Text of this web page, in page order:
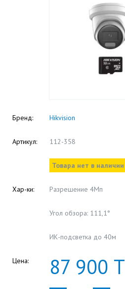
Бренд: Hikvision
Артикул: 112-358
Товара нет в наличии
Хар-ки: Разрешение 4Мп
Угол обзора: 111,1°
ИК-подсветка до 40м
Цена: 87 900 Т